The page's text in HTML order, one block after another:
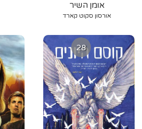
אומן השיר
אורסון סקוט קארד
28